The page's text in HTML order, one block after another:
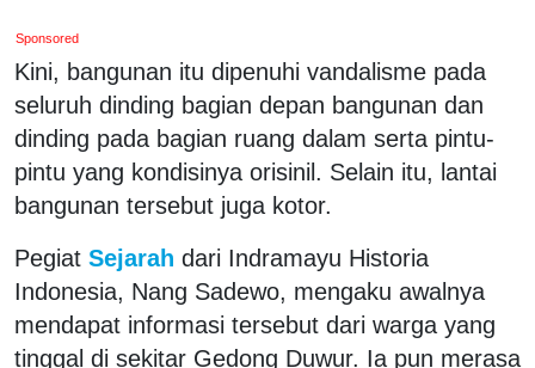
Sponsored
Kini, bangunan itu dipenuhi vandalisme pada
seluruh dinding bagian depan bangunan dan
dinding pada bagian ruang dalam serta pintu-
pintu yang kondisinya orisinil. Selain itu, lantai
bangunan tersebut juga kotor.
Pegiat Sejarah dari Indramayu Historia
Indonesia, Nang Sadewo, mengaku awalnya
mendapat informasi tersebut dari warga yang
tinggal di sekitar Gedong Duwur. Ia pun merasa